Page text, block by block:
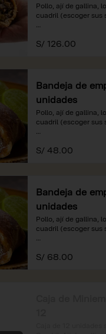
Pollo, ají de gallina,
cuadril (escoger sus
*Nuestros precios
soles e incluyen
S/ 126.00
Bandeja de
unidades
Pollo, ají de gallina,
cuadril (escoger sus
*Nuestros precios
soles e incluyen
S/ 48.00
Bandeja de
unidades
Pollo, ají de gallina,
cuadril (escoger sus
*Nuestros precios
soles e incluyen
S/ 68.00